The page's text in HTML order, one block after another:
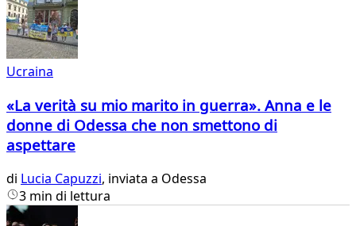
Ucraina
«La verità su mio marito in guerra». Anna e le
donne di Odessa che non smettono di
aspettare
di Lucia Capuzzi, inviata a Odessa
3 min di lettura